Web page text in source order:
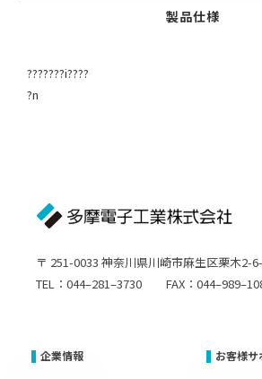
???????i????
?n
〒 251-0033 神奈川県川崎市麻生区栗木2-
TEL：044–281–3730 FAX：
企業情報 お客様サ